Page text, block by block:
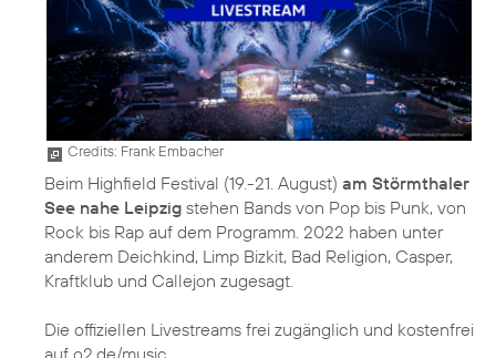
Credits: Frank Embacher
Beim Highfield Festival (19.-21. August) am Störmthaler
See nahe Leipzig stehen Bands von Pop bis Punk, von
Rock bis Rap auf dem Programm. 2022 haben unter
anderem Deichkind, Limp Bizkit, Bad Religion, Casper,
Kraftklub und Callejon zugesagt.
Die offiziellen Livestreams frei zugänglich und kostenfrei